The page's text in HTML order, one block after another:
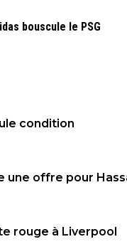
bouscule le PSG
condition
une offre pour
rouge à Liverpool